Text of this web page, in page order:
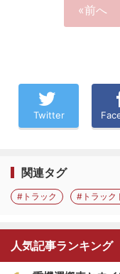
«前へ
Twitter
関連タグ
#トラック #トラック
人気記事ランキング